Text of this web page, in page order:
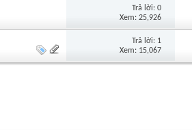
Trả lời: 0
Xem: 25,926
Trả lời: 1
Xem: 15,067